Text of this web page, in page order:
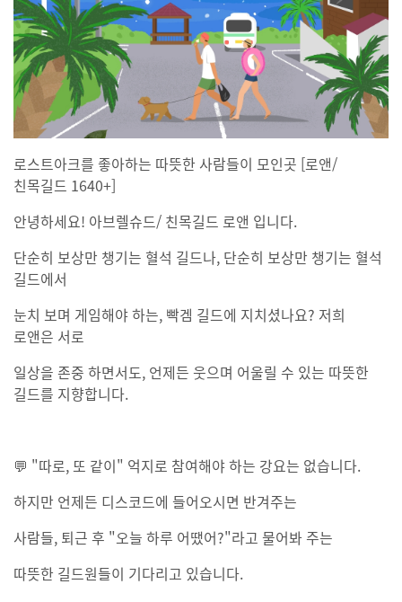
로스트아크를 좋아하는 따뜻한 사람들이 모인곳 [로앤/
친목길드 1640+]
안녕하세요! 아브렐슈드/ 친목길드 로앤 입니다.
단순히 보상만 챙기는 혈석 길드나, 단순히 보상만 챙기는 혈석
길드에서
눈치 보며 게임해야 하는, 빡겜 길드에 지치셨나요? 저희
로앤은 서로
일상을 존중 하면서도, 언제든 웃으며 어울릴 수 있는 따뜻한
길드를 지향합니다.
💬 "따로, 또 같이" 억지로 참여해야 하는 강요는 없습니다.
하지만 언제든 디스코드에 들어오시면 반겨주는
사람들, 퇴근 후 "오늘 하루 어땠어?"라고 물어봐 주는
따뜻한 길드원들이 기다리고 있습니다.